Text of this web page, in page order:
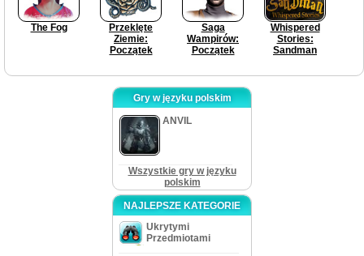
The Fog
Przeklęte
Ziemie:
Początek
Saga
Wampirów:
Początek
Whispered
Stories:
Sandman
Gry w języku polskim
ANVIL
Wszystkie gry w języku
polskim
NAJLEPSZE KATEGORIE
Ukrytymi
Przedmiotami